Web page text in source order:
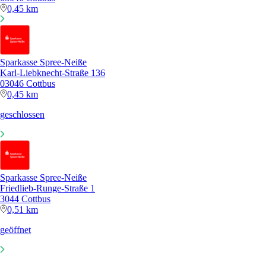
0,45 km
Sparkasse Spree-Neiße
Karl-Liebknecht-Straße 136
03046 Cottbus
0,45 km
geschlossen
Sparkasse Spree-Neiße
Friedlieb-Runge-Straße 1
3044 Cottbus
0,51 km
geöffnet